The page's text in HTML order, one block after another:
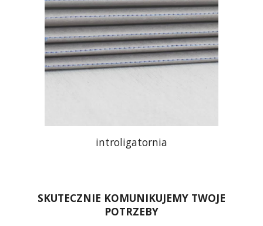
introligatornia
SKUTECZNIE KOMUNIKUJEMY TWOJE
POTRZEBY